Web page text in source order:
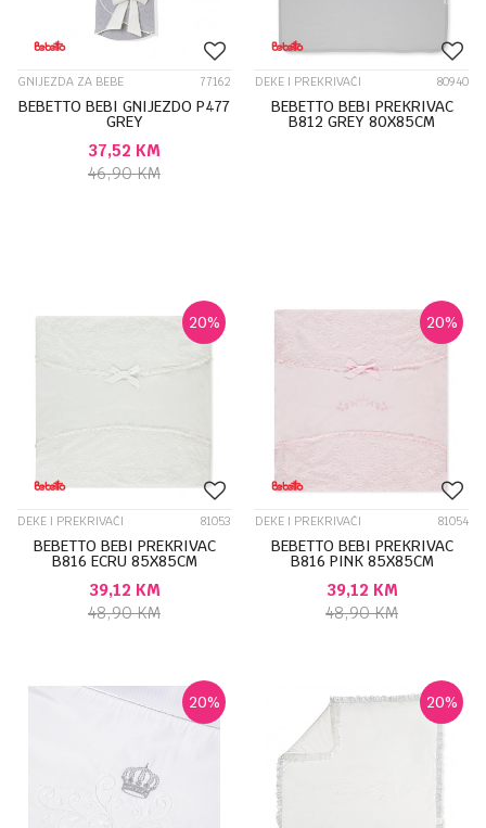
GNIJEZDA ZA BEBE 77162
BEBETTO BEBI GNIJEZDO P477
GREY
37,52 KM
46,90KM
DEKE I PREKRIVAČI 80940
BEBETTO BEBI PREKRIVAC
B812 GREY 80X85CM
20%
DEKE I PREKRIVAČI 81053
BEBETTO BEBI PREKRIVAC
B816 ECRU 85X85CM
39,12 KM
48,90KM
20%
DEKE I PREKRIVAČI 81054
BEBETTO BEBI PREKRIVAC
B816 PINK 85X85CM
39,12 KM
48,90KM
20% 20%